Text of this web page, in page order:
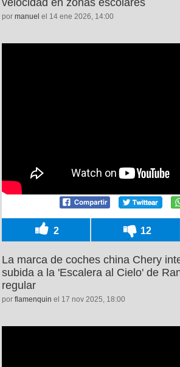
por manuel el 14 ene 2026, 14:00
2 12
La marca de coches china Chery
subida a la 'Escalera al Cielo' de
regular
por flamenquin el 17 nov 2025, 18:00